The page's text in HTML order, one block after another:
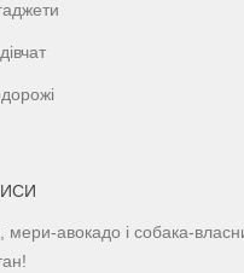
мери-авокадо і собака-